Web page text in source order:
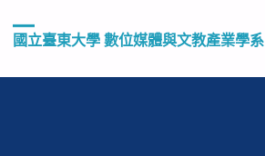
國立臺東大學 數位媒體與文教產業學系